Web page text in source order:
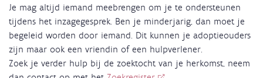
Je mag altijd iemand meebrengen om je te ondersteunen
tijdens het inzagegesprek. Ben je minderjarig, dan moet je
begeleid worden door iemand. Dit kunnen je adoptieouders
zijn maar ook een vriendin of een hulpverlener.
Zoek je verder hulp bij de zoektocht van je herkomst, neem